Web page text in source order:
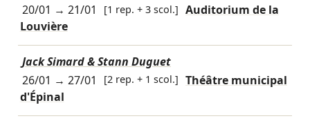
20/01 → 21/01 [1 rep. + 3 scol.] Auditorium de la
Louvière
Jack Simard & Stann Duguet
26/01 → 27/01 [2 rep. + 1 scol.] Théâtre municipal
d'Épinal